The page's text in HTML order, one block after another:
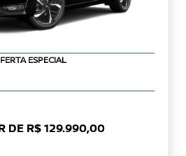
ESPECIAL
DE R$ 129.990,00